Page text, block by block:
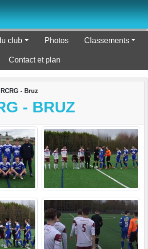
club Photos Classements
Contact et plan
- Bruz
- BRUZ